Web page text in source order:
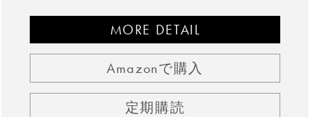
MORE DETAIL
Amazonで購入
定期購読